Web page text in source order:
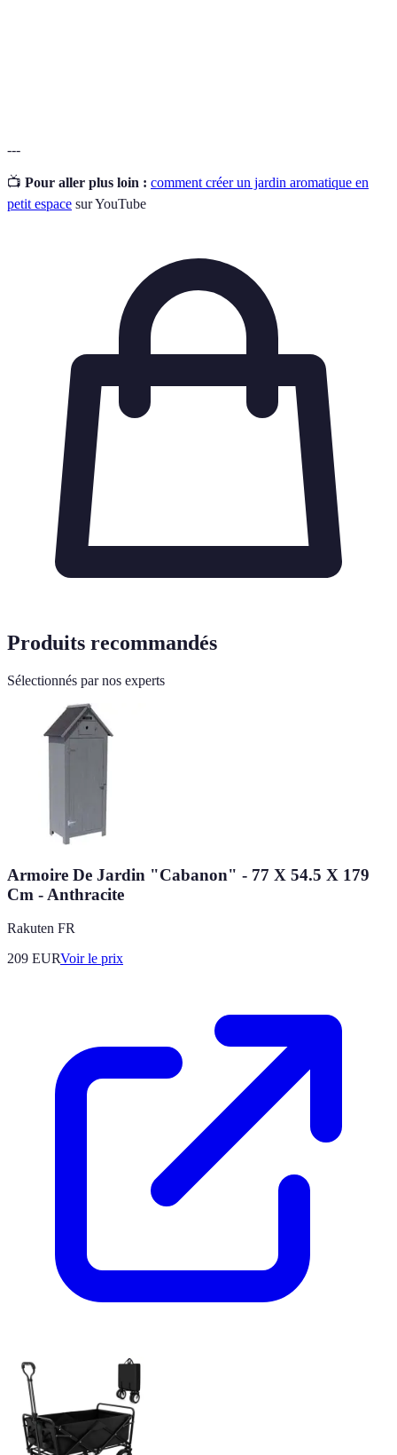
---
📺 Pour aller plus loin : comment créer un jardin aromatique en
petit espace sur YouTube
Produits recommandés
Sélectionnés par nos experts
Armoire De Jardin "Cabanon" - 77 X 54.5 X 179
Cm - Anthracite
Rakuten FR
209 EURVoir le prix